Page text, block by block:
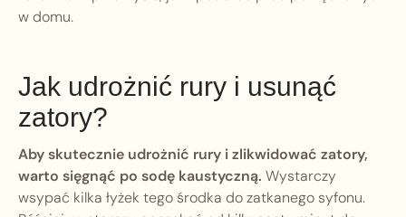
w domu.
Jak udrożnić rury i usunąć
zatory?
Aby skutecznie udrożnić rury i zlikwidować zatory,
warto sięgnąć po sodę kaustyczną. Wystarczy
wsypać kilka łyżek tego środka do zatkanego syfonu.